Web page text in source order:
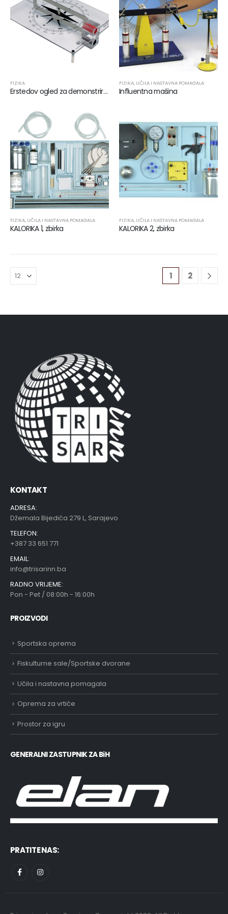
FIZIKA
Erstedov ogled za demonstriranje magnetnog polja
FIZIKA, UČILA I NASTAVNA POMAGALA
Influentna mašina
FIZIKA, UČILA I NASTAVNA POMAGALA
KALORIKA 1, zbirka
FIZIKA, UČILA I NASTAVNA POMAGALA
KALORIKA 2, zbirka
1 2
KONTAKT
ADRESA:
Džemala Bijedića 279 L, Sarajevo
TELEFON:
+387 33 651 771
EMAIL:
info@trisarinn.ba
RADNO VRIJEME:
Pon - Pet / 08:00h - 16:00h
PROIZVODI
Sportska oprema
Fiskulturne sale/Sportske dvorane
Učila i nastavna pomagala
Oprema za vrtiće
Prostor za igru
GENERALNI ZASTUPNIK ZA BiH
PRATITE NAS: